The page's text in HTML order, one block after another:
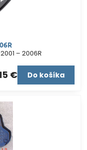
– 2006R
€ Do košíka